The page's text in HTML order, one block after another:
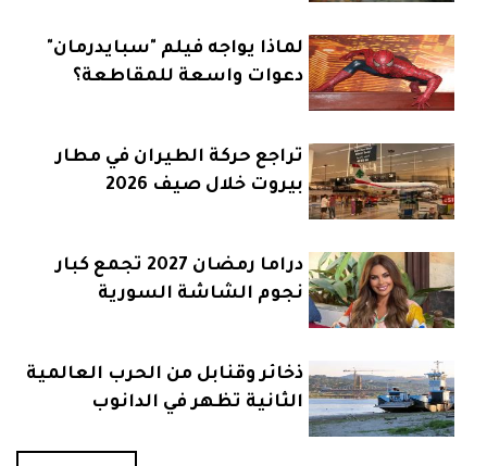
لماذا يواجه فيلم "سبايدرمان"
دعوات واسعة للمقاطعة؟
تراجع حركة الطيران في مطار
بيروت خلال صيف 2026
دراما رمضان 2027 تجمع كبار
نجوم الشاشة السورية
ذخائر وقنابل من الحرب العالمية
الثانية تظهر في الدانوب